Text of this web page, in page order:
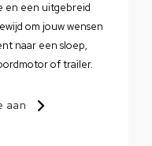
en een uitgebreid
om jouw wensen
naar een sloep,
of trailer.
aan